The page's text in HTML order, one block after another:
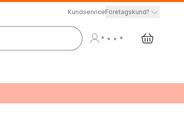
KundserviceFöretagskund?